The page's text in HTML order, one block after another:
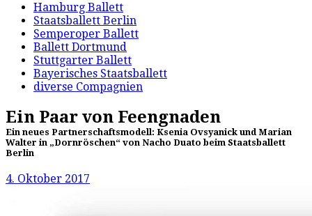
Hamburg Ballett
Staatsballett Berlin
Semperoper Ballett
Ballett Dortmund
Stuttgarter Ballett
Bayerisches Staatsballett
diverse Compagnien
Ein Paar von Feengnaden
Ein neues Partnerschaftsmodell: Ksenia Ovsyanick und Marian
Walter in „Dornröschen“ von Nacho Duato beim Staatsballett
Berlin
4. Oktober 2017